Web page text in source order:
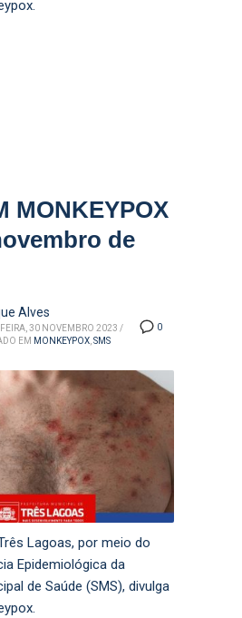
MONKEYPOX
de
0
Alves
30 NOVEMBRO 2023 /
EM MONKEYPOX SMS
Lagoas, por meio do
Epidemiológica da
de Saúde (SMS), divulga